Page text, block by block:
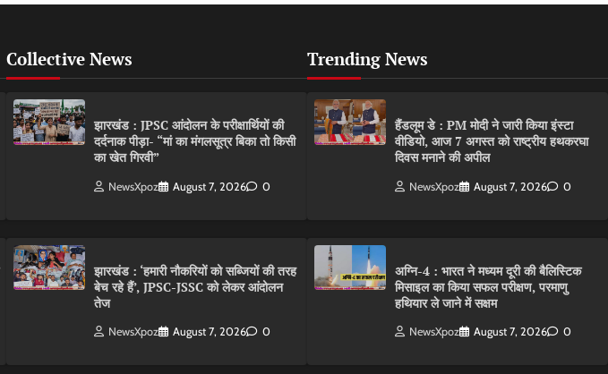
Collective News
झारखंड : JPSC आंदोलन के परीक्षार्थियों की
दर्दनाक पीड़ा- “मां का मंगलसूत्र बिका तो किसी
का खेत गिरवी”
NewsXpoz August 7, 2026 0
झारखंड : ‘हमारी नौकरियों को सब्जियों की तरह
बेच रहे हैं’, JPSC-JSSC को लेकर आंदोलन
तेज
NewsXpoz August 7, 2026 0
Trending News
हैंडलूम डे : PM मोदी ने जारी किया इंस्टा
वीडियो, आज 7 अगस्त को राष्ट्रीय हथकरघा
दिवस मनाने की अपील
NewsXpoz August 7, 2026 0
अग्नि-4 : भारत ने मध्यम दूरी की बैलिस्टिक
मिसाइल का किया सफल परीक्षण, परमाणु
हथियार ले जाने में सक्षम
NewsXpoz August 7, 2026 0